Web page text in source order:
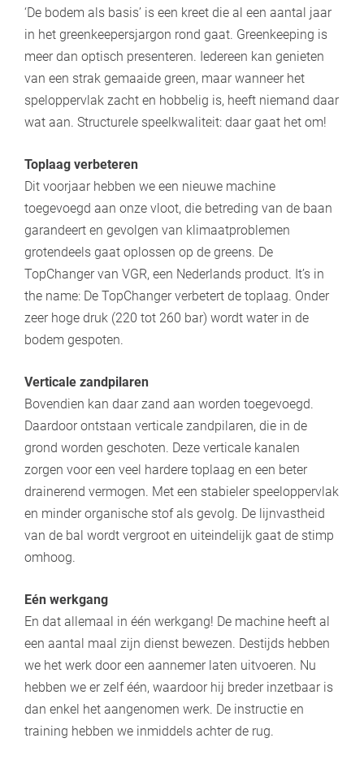
‘De bodem als basis’ is een kreet die al een aantal jaar
in het greenkeepersjargon rond gaat. Greenkeeping is
meer dan optisch presenteren. Iedereen kan genieten
van een strak gemaaide green, maar wanneer het
speloppervlak zacht en hobbelig is, heeft niemand daar
wat aan. Structurele speelkwaliteit: daar gaat het om!
Toplaag verbeteren
Dit voorjaar hebben we een nieuwe machine
toegevoegd aan onze vloot, die betreding van de baan
garandeert en gevolgen van klimaatproblemen
grotendeels gaat oplossen op de greens. De
TopChanger van VGR, een Nederlands product. It’s in
the name: De TopChanger verbetert de toplaag. Onder
zeer hoge druk (220 tot 260 bar) wordt water in de
bodem gespoten.
Verticale zandpilaren
Bovendien kan daar zand aan worden toegevoegd.
Daardoor ontstaan verticale zandpilaren, die in de
grond worden geschoten. Deze verticale kanalen
zorgen voor een veel hardere toplaag en een beter
drainerend vermogen. Met een stabieler speeloppervlak
en minder organische stof als gevolg. De lijnvastheid
van de bal wordt vergroot en uiteindelijk gaat de stimp
omhoog.
Eén werkgang
En dat allemaal in één werkgang! De machine heeft al
een aantal maal zijn dienst bewezen. Destijds hebben
we het werk door een aannemer laten uitvoeren. Nu
hebben we er zelf één, waardoor hij breder inzetbaar is
dan enkel het aangenomen werk. De instructie en
training hebben we inmiddels achter de rug.